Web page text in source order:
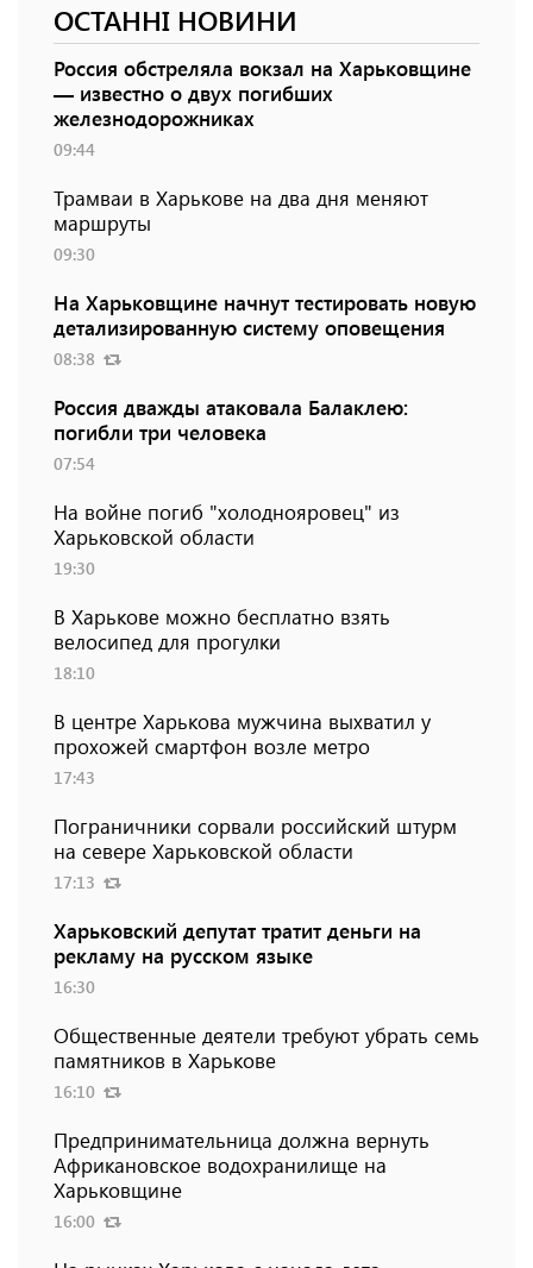
ОСТАННІ НОВИНИ
Россия обстреляла вокзал на Харьковщине
— известно о двух погибших
железнодорожниках
09:44
Трамваи в Харькове на два дня меняют
маршруты
09:30
На Харьковщине начнут тестировать новую
детализированную систему оповещения
08:38
Россия дважды атаковала Балаклею:
погибли три человека
07:54
На войне погиб "холоднояровец" из
Харьковской области
19:30
В Харькове можно бесплатно взять
велосипед для прогулки
18:10
В центре Харькова мужчина выхватил у
прохожей смартфон возле метро
17:43
Пограничники сорвали российский штурм
на севере Харьковской области
17:13
Харьковский депутат тратит деньги на
рекламу на русском языке
16:30
Общественные деятели требуют убрать семь
памятников в Харькове
16:10
Предпринимательница должна вернуть
Африкановское водохранилище на
Харьковщине
16:00